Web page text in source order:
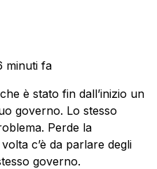
minuti fa
è stato fin dall’inizio un
governo. Lo stesso
Perde la
c’è da parlare degli
governo.